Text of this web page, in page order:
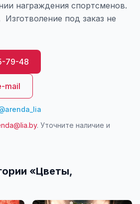
награждения спортсменов.
Изготволение под заказ не
79-48
mail
. Уточните наличие и
«Цветы,